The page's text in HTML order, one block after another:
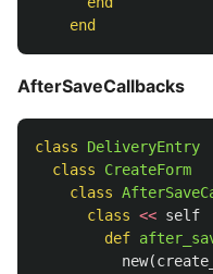
end
AfterSaveCallbacks
class
DeliveryEntry
class
CreateForm
class
class << self
def
new(